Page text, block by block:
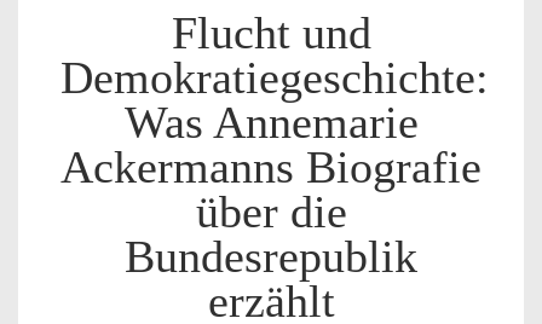
Flucht und
Demokratiegeschichte:
Was Annemarie
Ackermanns Biografie
über die
Bundesrepublik
erzählt